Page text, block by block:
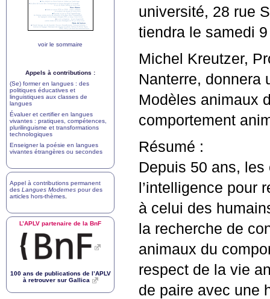
université, 28 rue
tiendra le samedi
Michel Kreutzer,
Nanterre, donnera
Modèles animaux
comportement
Résumé :
Depuis 50 ans, les
l’intelligence pour
à celui des
la recherche de
animaux du
respect de la vie
de paire avec une
voir le sommaire
Appels à contributions :
(Se) former en langues : des
politiques éducatives et
linguistiques aux classes de
langues
Évaluer et certifier en langues
vivantes : pratiques, compétences,
plurilinguisme et transformations
technologiques
Enseigner la poésie en langues
vivantes étrangères ou secondes
Appel à contributions permanent
des Langues Modernes pour des
articles hors-thèmes
L’APLV partenaire de la BnF
100 ans de publications de l’APLV
à retrouver sur Gallica